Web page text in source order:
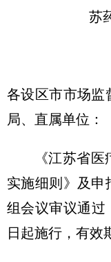
苏
各设区市市场监
局、直属单位：
《江苏省
实施细则》及申
组会议审议通过
日起施行，有效